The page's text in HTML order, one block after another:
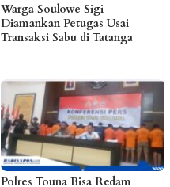
Warga Soulowe Sigi
Diamankan Petugas Usai
Transaksi Sabu di Tatanga
Polres Touna Bisa Redam